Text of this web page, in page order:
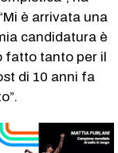
è arrivata una
candidatura è
fatto tanto per il
di 10 anni fa